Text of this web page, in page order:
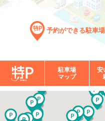
予約ができる駐車場
駐車場
マップ
安